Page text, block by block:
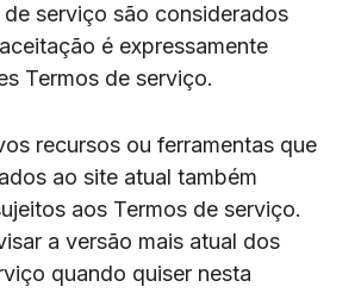
de serviço são considerados
é expressamente
Termos de serviço.
recursos ou ferramentas que
ao site atual também
aos Termos de serviço.
a versão mais atual dos
quando quiser nesta